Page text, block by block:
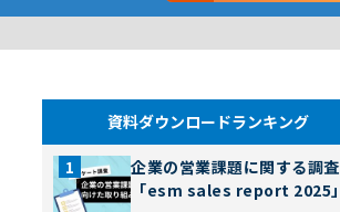
資料ダウンロードランキング
企業の営業課題に関する調査
「esm sales report 2025」